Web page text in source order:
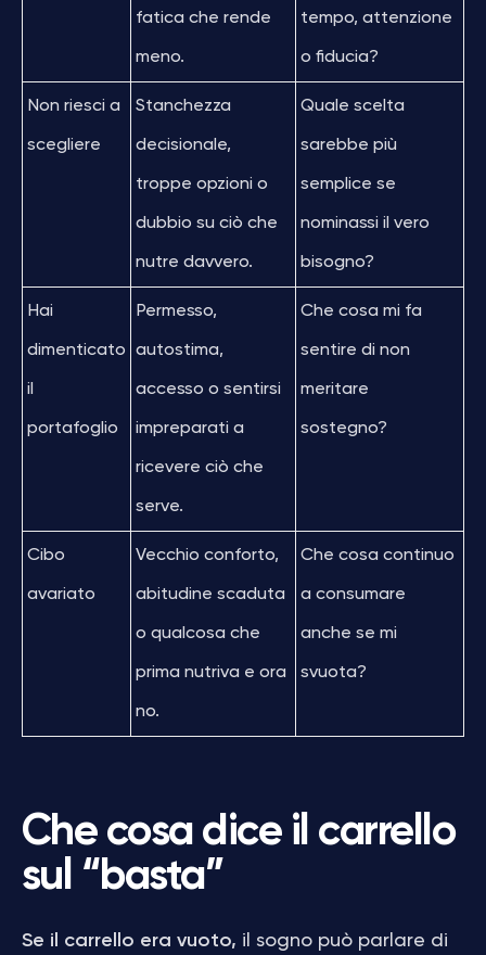
fatica che rende
meno.
tempo, attenzione
o fiducia?
Non riesci a
scegliere
Stanchezza
decisionale,
troppe opzioni o
dubbio su ciò che
nutre davvero.
Quale scelta
sarebbe più
semplice se
nominassi il vero
bisogno?
Hai
dimenticato
il
portafoglio
Permesso,
autostima,
accesso o sentirsi
impreparati a
ricevere ciò che
serve.
Che cosa mi fa
sentire di non
meritare
sostegno?
Cibo
avariato
Vecchio conforto,
abitudine scaduta
o qualcosa che
prima nutriva e ora
no.
Che cosa continuo
a consumare
anche se mi
svuota?
Che cosa dice il carrello
sul “basta”
Se il carrello era vuoto, il sogno può parlare di